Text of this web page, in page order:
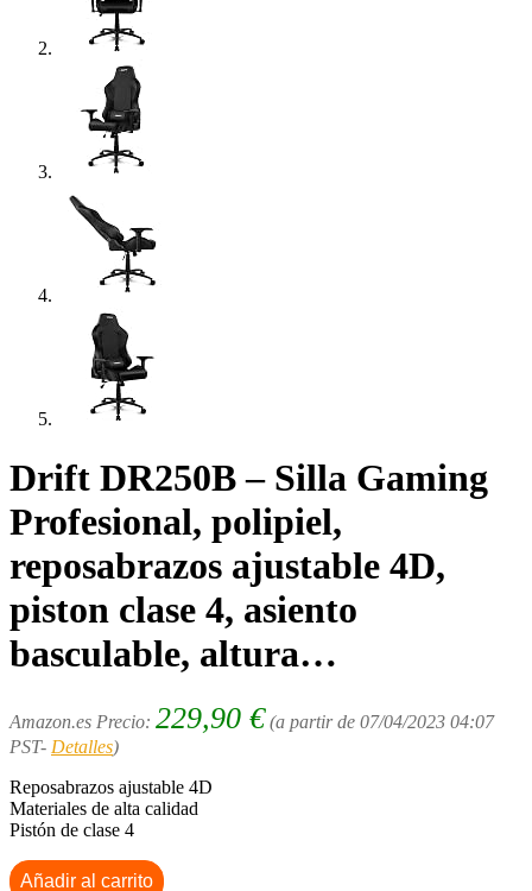
Drift DR250B – Silla Gaming
Profesional, polipiel,
reposabrazos ajustable 4D,
piston clase 4, asiento
basculable, altura…
Amazon.es Precio: 229,90 € (a partir de 07/04/2023 04:07
PST- Detalles)
Reposabrazos ajustable 4D
Materiales de alta calidad
Pistón de clase 4
Añadir al carrito